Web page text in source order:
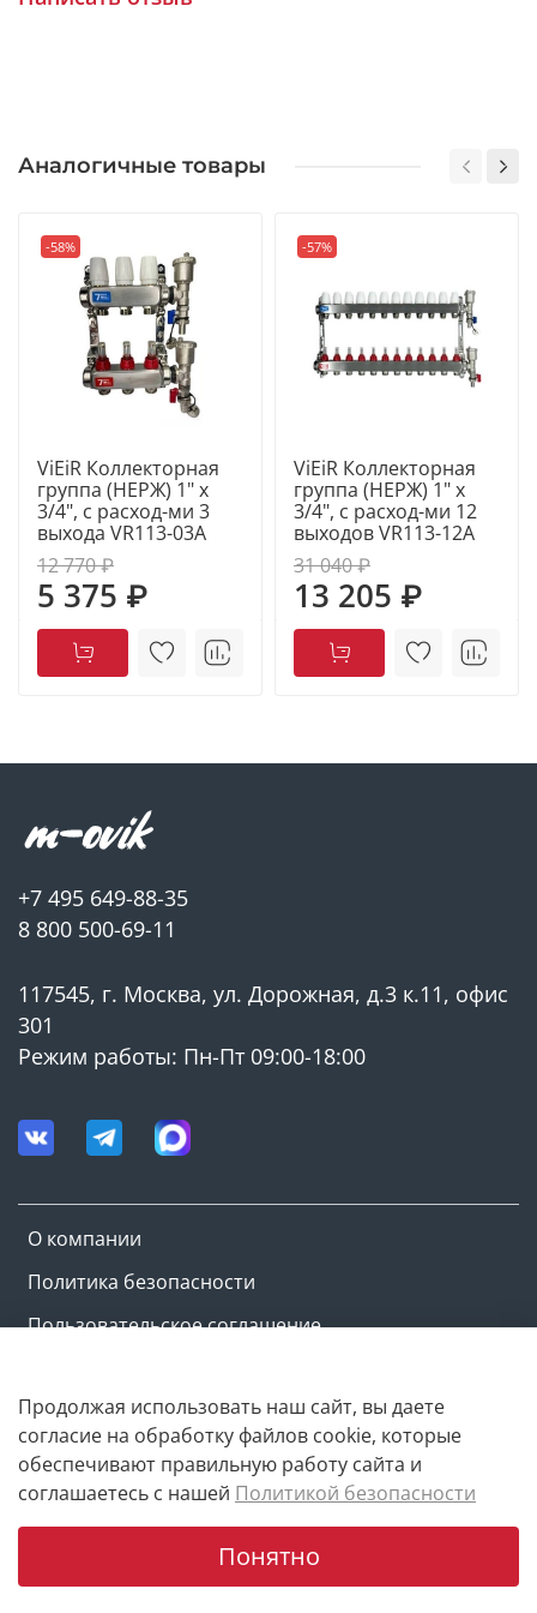
СОСТАВ КОМПЛЕКТА
• Коллекторная группа обратного контура;
• Комплект кронштейнов для крепления;
• Воздухоотводчик с терминальным узлом.
Аналогичные товары
-58%
ViEiR Коллекторная
группа (НЕРЖ) 1" х
3/4", с расход-ми 3
выхода VR113-03A
12 770 ₽
5 375 ₽
-57%
ViEiR Коллекторная
группа (НЕРЖ) 1" х
3/4", с расход-ми 12
выходов VR113-12A
31 040 ₽
13 205 ₽
О компании
Политика безопасности
Пользовательское соглашение
+7 495 649-88-35
8 800 500-69-11
117545, г. Москва, ул. Дорожная, д.3 к.11, офис
301
Режим работы: Пн-Пт 09:00-18:00
Copyright © M-ovik.ru. 2022-2026
Продолжая использовать наш сайт, вы даете
согласие на обработку файлов cookie, которые
обеспечивают правильную работу сайта и
соглашаетесь с нашей Политикой безопасности
Понятно